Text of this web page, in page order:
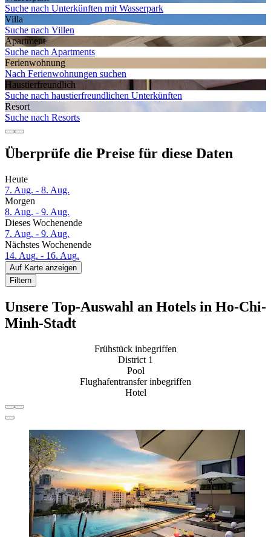
Suche nach Unterkünften mit Wasserpark
Villa
Suche nach Villen
Apartment
Suche nach Apartments
Ferien­wohnung
Nach Ferienwohnungen suchen
Haustier­freundlich
Suche nach haustierfreundlichen Unterkünften
Resort
Suche nach Resorts
Überprüfe die Preise für diese Daten
Heute
7. Aug. - 8. Aug.
Morgen
8. Aug. - 9. Aug.
Dieses Wochenende
7. Aug. - 9. Aug.
Nächstes Wochenende
14. Aug. - 16. Aug.
Auf Karte anzeigen
Filtern
Unsere Top-Auswahl an Hotels in Ho-Chi-
Minh-Stadt
Frühstück inbegriffen
District 1
Pool
Flughafentransfer inbegriffen
Hotel